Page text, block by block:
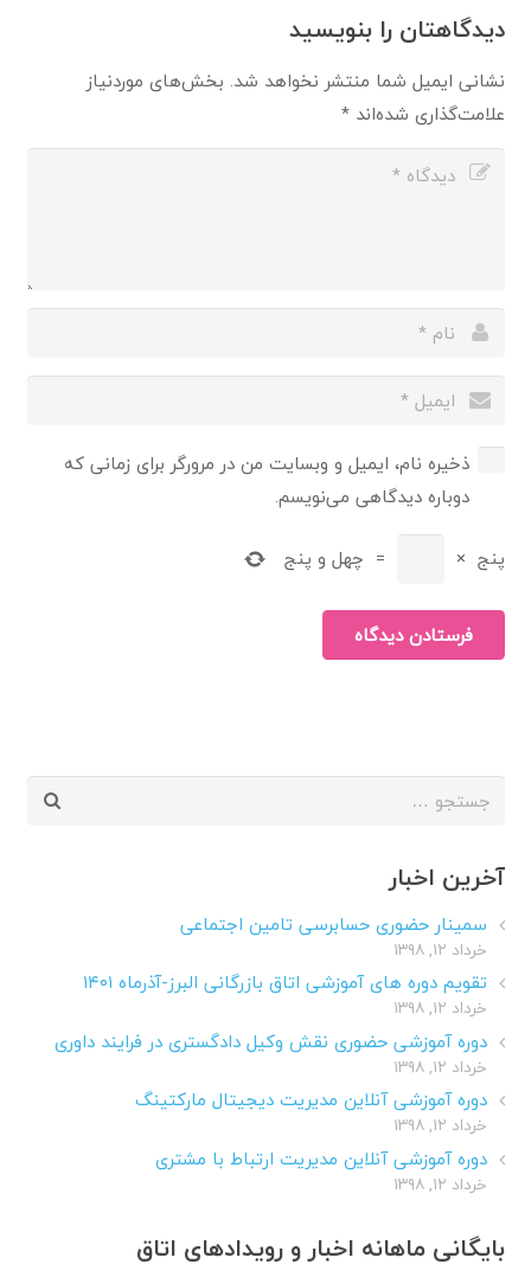
دیدگاهتان را بنویسید
نشانی ایمیل شما منتشر نخواهد شد. بخش‌های موردنیاز
علامت‌گذاری شده‌اند*
ذخیره نام، ایمیل و وبسایت من در مرورگر برای زمانی که
دوباره دیدگاهی می‌نویسم.
پنج ×
= چهل و پنج
فرستادن دیدگاه
جستجو
آخرین اخبار
سمینار حضوری حسابرسی تامین اجتماعی
خرداد ۱۲, ۱۳۹۸
تقویم دوره های آموزشی اتاق بازرگانی البرز-آذرماه ۱۴۰۱
خرداد ۱۲, ۱۳۹۸
دوره آموزشی حضوری نقش وکیل دادگستری در فرایند داوری
خرداد ۱۲, ۱۳۹۸
دوره آموزشی آنلاین مدیریت دیجیتال مارکتینگ
خرداد ۱۲, ۱۳۹۸
دوره آموزشی آنلاین مدیریت ارتباط با مشتری
خرداد ۱۲, ۱۳۹۸
بایگانی ماهانه اخبار و رویدادهای اتاق